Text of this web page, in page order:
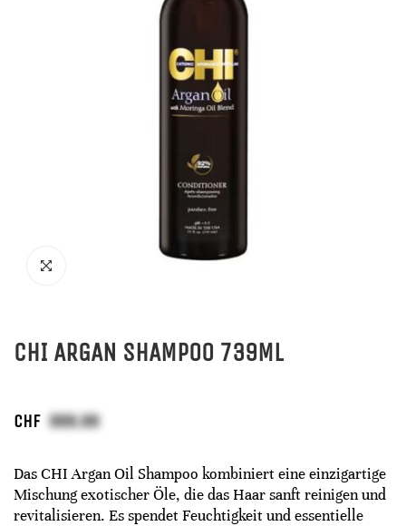
CHI ARGAN SHAMPOO 739ML
CHF
Das CHI Argan Oil Shampoo kombiniert eine einzigartige
Mischung exotischer Öle, die das Haar sanft reinigen und
revitalisieren. Es spendet Feuchtigkeit und essentielle